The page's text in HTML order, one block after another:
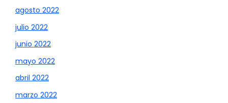
agosto 2022
julio 2022
junio 2022
mayo 2022
abril 2022
marzo 2022